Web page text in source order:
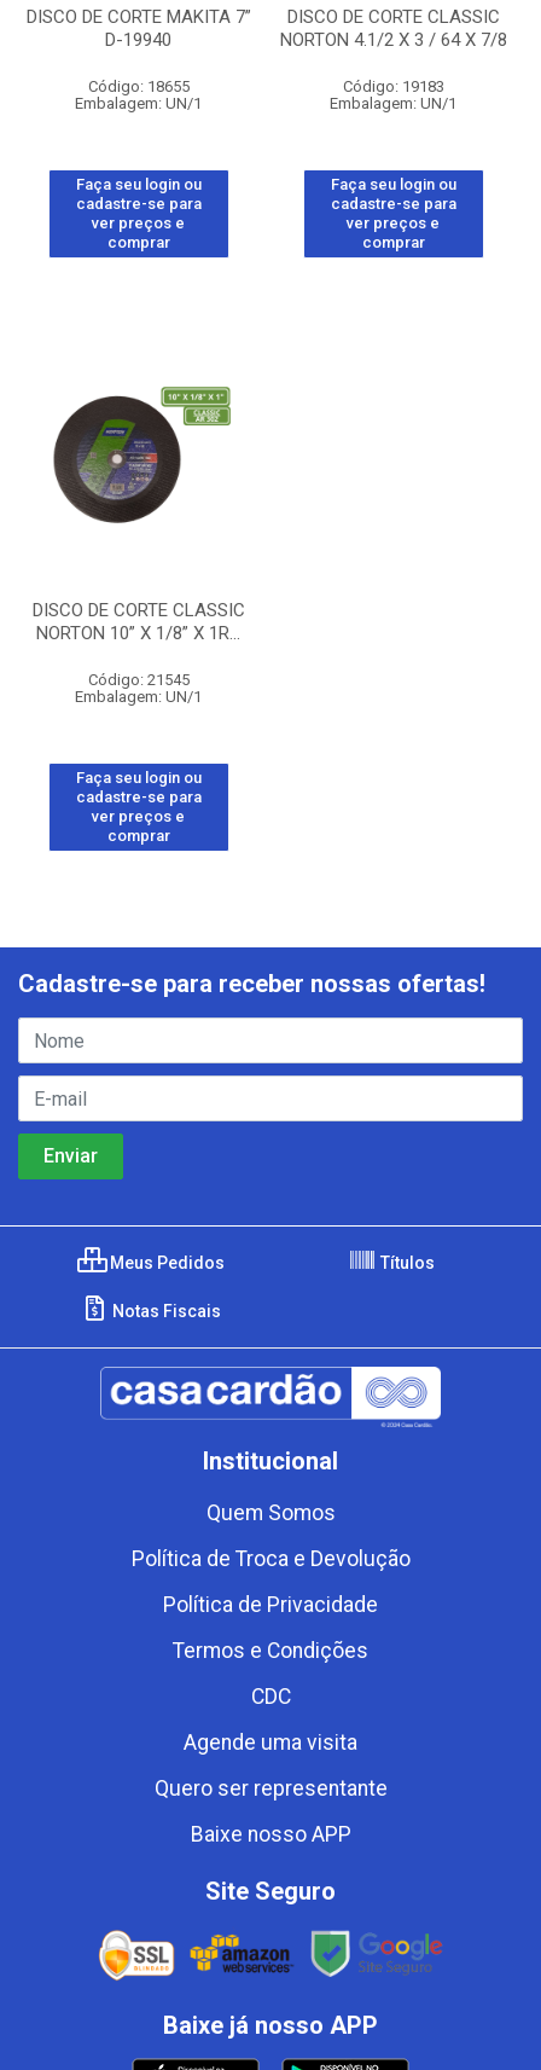
DISCO DE CORTE MAKITA 7”
D-19940
Código: 18655
Embalagem: UN/1
Faça seu login ou
cadastre-se para
ver preços e
comprar
DISCO DE CORTE CLASSIC
NORTON 4.1/2 X 3 / 64 X 7/8
Código: 19183
Embalagem: UN/1
Faça seu login ou
cadastre-se para
ver preços e
comprar
DISCO DE CORTE CLASSIC
NORTON 10” X 1/8” X 1R...
Código: 21545
Embalagem: UN/1
Faça seu login ou
cadastre-se para
ver preços e
comprar
Cadastre-se para receber nossas ofertas!
Meus Pedidos Títulos
Notas Fiscais
Institucional
Quem Somos
Política de Troca e Devolução
Política de Privacidade
Termos e Condições
CDC
Agende uma visita
Quero ser representante
Baixe nosso APP
Site Seguro
Baixe já nosso APP